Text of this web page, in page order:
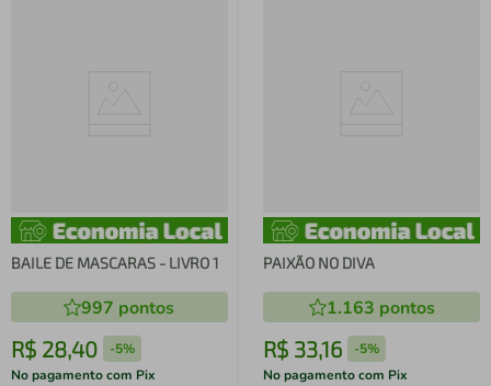
BAILE DE MASCARAS - LIVRO 1
997 pontos
R$ 28,40 -5%
No pagamento com Pix
PAIXÃO NO DIVA
1.163 pontos
R$ 33,16 -5%
No pagamento com Pix